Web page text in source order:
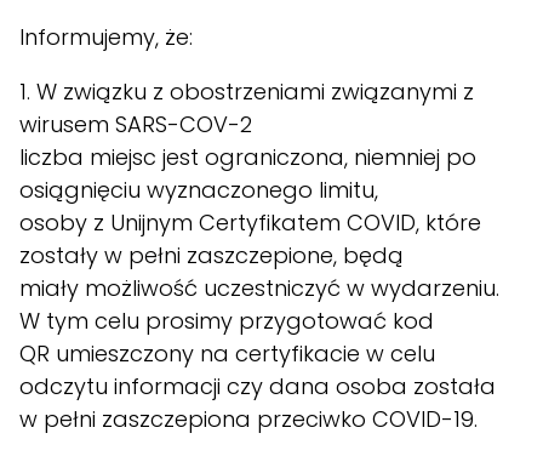
Informujemy, że:
1. W związku z obostrzeniami związanymi z
wirusem SARS-COV-2
liczba miejsc jest ograniczona, niemniej po
osiągnięciu wyznaczonego limitu,
osoby z Unijnym Certyfikatem COVID, które
zostały w pełni zaszczepione, będą
miały możliwość uczestniczyć w wydarzeniu.
W tym celu prosimy przygotować kod
QR umieszczony na certyfikacie w celu
odczytu informacji czy dana osoba została
w pełni zaszczepiona przeciwko COVID-19.